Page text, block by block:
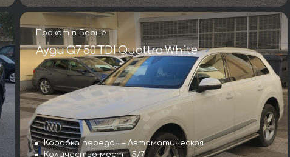
Прокат в Берне
Ауди Q7 50 TDI Quattro White
Коробка передач – Автоматическая
Количество мест – 5/7